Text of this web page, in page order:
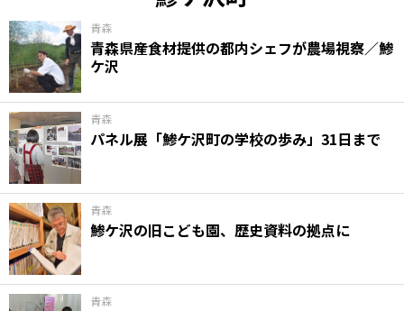
青森
青森県産食材提供の都内シェフが農場視察／鯵
ケ沢
青森
パネル展「鯵ケ沢町の学校の歩み」31日まで
青森
鯵ケ沢の旧こども園、歴史資料の拠点に
青森